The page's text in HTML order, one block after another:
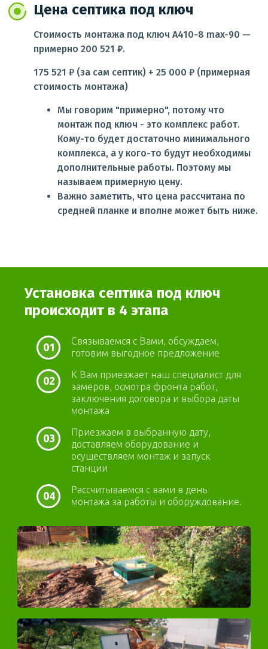
Цена септика под ключ
Стоимость монтажа под ключ A410-8 max-90 —
примерно 200 521 ₽.
175 521 ₽ (за сам септик) + 25 000 ₽ (примерная
стоимость монтажа)
Мы говорим "примерно", потому что
монтаж под ключ - это комплекс работ.
Кому-то будет достаточно минимального
комплекса, а у кого-то будут необходимы
дополнительные работы. Поэтому мы
называем примерную цену.
Важно заметить, что цена рассчитана по
средней планке и вполне может быть ниже.
Установка септика под ключ
происходит в 4 этапа
01
Связываемся с Вами, обсуждаем,
готовим выгодное предложение
02
К Вам приезжает наш специалист для
замеров, осмотра фронта работ,
заключения договора и выбора даты
монтажа
03
Приезжаем в выбранную дату,
доставляем оборудование и
осуществляем монтаж и запуск
станции
04
Рассчитываемся с вами в день
монтажа за работы и оборуждование.